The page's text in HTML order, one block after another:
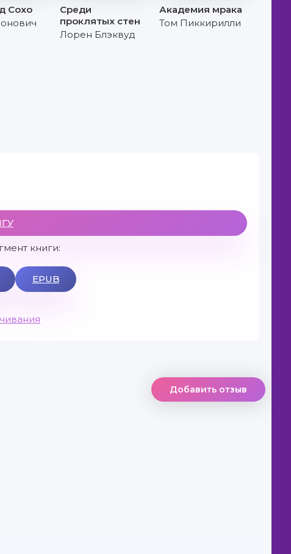
Сохо
Среди
проклятых стен
Лорен Блэквуд
Академия мрака
Том Пиккирилли
книги:
EPUB
Добавить отзыв